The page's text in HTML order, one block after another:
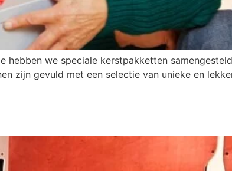
hebben we speciale kerstpakketten
zijn gevuld met een selectie van unieke en